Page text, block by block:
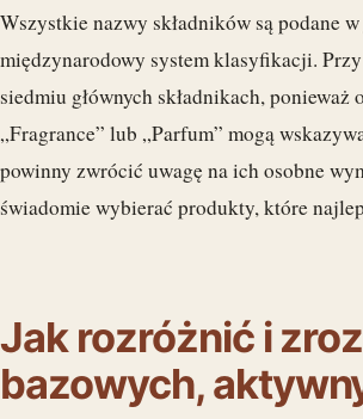
Wszystkie nazwy składników są podane w
międzynarodowy system klasyfikacji.
siedmiu głównych składnikach,
„Fragrance” lub „Parfum” mogą
powinny zwrócić uwagę na ich osobne
świadomie wybierać produkty, które
Jak rozróżnić i
bazowych,